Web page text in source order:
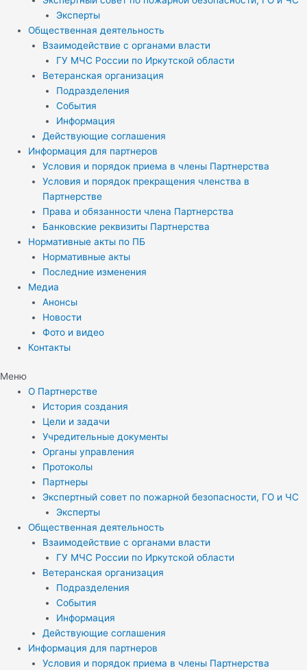
Эксперты
Общественная деятельность
Взаимодействие с органами власти
ГУ МЧС России по Иркутской области
Ветеранская организация
Подразделения
События
Информация
Действующие соглашения
Информация для партнеров
Условия и порядок приема в члены Партнерства
Условия и порядок прекращения членства в
Партнерстве
Права и обязанности члена Партнерства
Банковские реквизиты Партнерства
Нормативные акты по ПБ
Нормативные акты
Последние изменения
Медиа
Анонсы
Новости
Фото и видео
Контакты
Меню
О Партнерстве
История создания
Цели и задачи
Учредительные документы
Органы управления
Протоколы
Партнеры
Экспертный совет по пожарной безопасности, ГО и ЧС
Эксперты
Общественная деятельность
Взаимодействие с органами власти
ГУ МЧС России по Иркутской области
Ветеранская организация
Подразделения
События
Информация
Действующие соглашения
Информация для партнеров
Условия и порядок приема в члены Партнерства